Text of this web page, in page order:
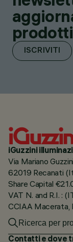
ISCRIVITI
iGuzzini
Via Mariano
62019 Recanati
Share Capital
VAT N. and R.I. :
CCIAA Macerata,
Contatti e dove